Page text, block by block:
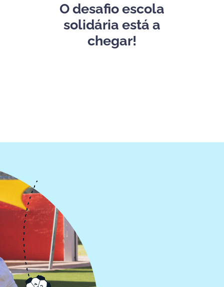
O desafio escola
solidária está a
chegar!